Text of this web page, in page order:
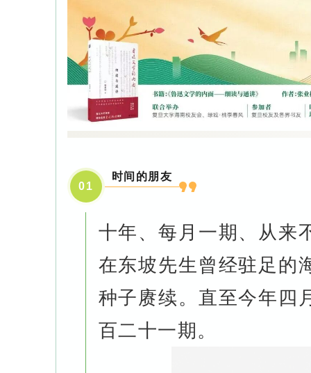
01
时间的朋友
十年、每月一期、从来
在东坡先生曾经驻足的
种子赓续。直至今年四
百二十一期。